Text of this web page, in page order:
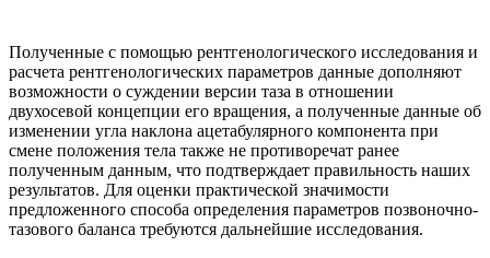
Полученные с помощью рентгенологического исследования и
расчета рентгенологических параметров данные дополняют
возможности о суждении версии таза в отношении
двухосевой концепции его вращения, а полученные данные об
изменении угла наклона ацетабулярного компонента при
смене положения тела также не противоречат ранее
полученным данным, что подтверждает правильность наших
результатов. Для оценки практической значимости
предложенного способа определения параметров позвоночно-
тазового баланса требуются дальнейшие исследования.